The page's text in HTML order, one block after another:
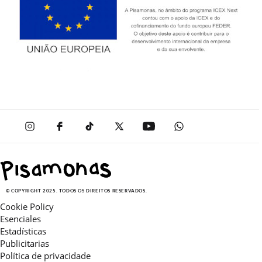
© COPYRIGHT 2025. TODOS OS DIREITOS RESERVADOS.
Cookie Policy
Esenciales
Estadísticas
Publicitarias
Política de privacidade